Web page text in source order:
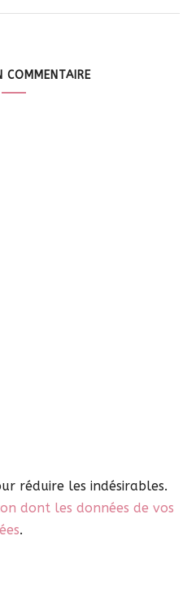
COMMENTAIRE
réduire les indésirables.
dont les données de vos
.